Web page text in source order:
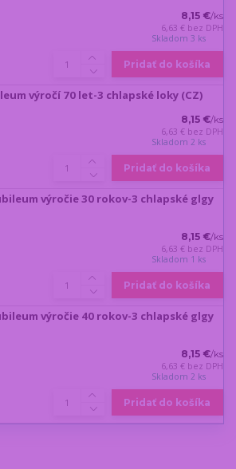
8,15 €/ks
6,63 € bez DPH
Skladom 3 ks
Pridať do košíka
výročí 70 let-3 chlapské loky (CZ)
8,15 €/ks
6,63 € bez DPH
Skladom 2 ks
Pridať do košíka
výročie 30 rokov-3 chlapské glgy
8,15 €/ks
6,63 € bez DPH
Skladom 1 ks
Pridať do košíka
výročie 40 rokov-3 chlapské glgy
8,15 €/ks
6,63 € bez DPH
Skladom 2 ks
Pridať do košíka